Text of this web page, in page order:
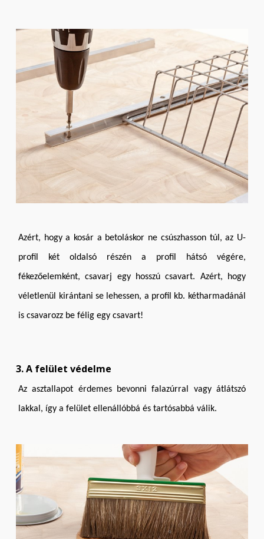
Azért, hogy a kosár a betoláskor ne csúszhasson túl, az U-
profil két oldalsó részén a profil hátsó végére,
fékezőelemként, csavarj egy hosszú csavart. Azért, hogy
véletlenül kirántani se lehessen, a profil kb. kétharmadánál
is csavarozz be félig egy csavart!
3. A felület védelme
Az asztallapot érdemes bevonni falazúrral vagy átlátszó
lakkal, így a felület ellenállóbbá és tartósabbá válik.